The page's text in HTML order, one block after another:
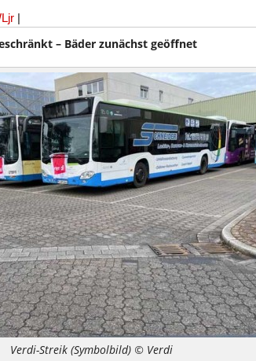
|
– Bäder zunächst geöffnet
Verdi-Streik (Symbolbild) © Verdi